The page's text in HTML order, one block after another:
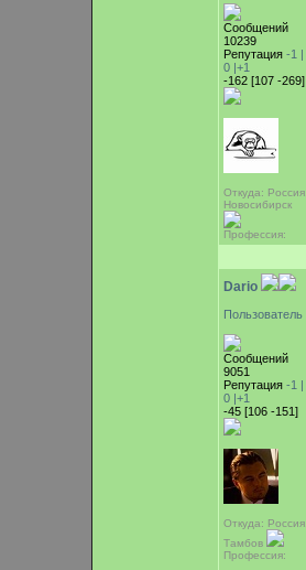
Сообщений
10239
Репутация -1 |
0 |+1
-162 [107 -269]
Откуда: Россия,
Новосибирск
Профессия:
Dario
Пользователь
Сообщений
9051
Репутация -1 |
0 |+1
-45 [106 -151]
Откуда: Россия,
Тамбов
Профессия: